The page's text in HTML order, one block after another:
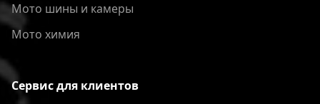
Мото шины и камеры
Мото химия
Сервис для клиентов